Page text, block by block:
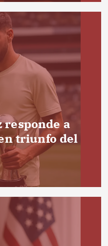
responde a
triunfo del